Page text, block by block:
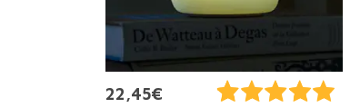
22,45€